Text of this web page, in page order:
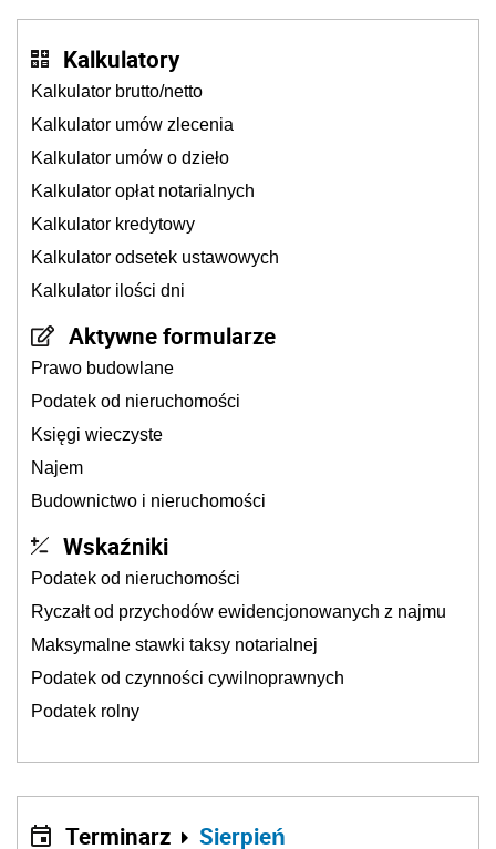
Kalkulatory
Kalkulator brutto/netto
Kalkulator umów zlecenia
Kalkulator umów o dzieło
Kalkulator opłat notarialnych
Kalkulator kredytowy
Kalkulator odsetek ustawowych
Kalkulator ilości dni
Aktywne formularze
Prawo budowlane
Podatek od nieruchomości
Księgi wieczyste
Najem
Budownictwo i nieruchomości
Wskaźniki
Podatek od nieruchomości
Ryczałt od przychodów ewidencjonowanych z najmu
Maksymalne stawki taksy notarialnej
Podatek od czynności cywilnoprawnych
Podatek rolny
Terminarz Sierpień